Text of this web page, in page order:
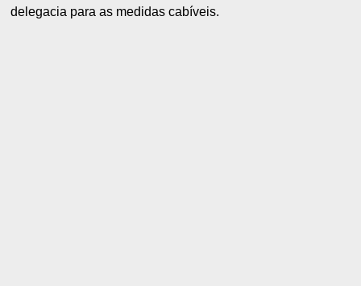
delegacia para as medidas cabíveis.